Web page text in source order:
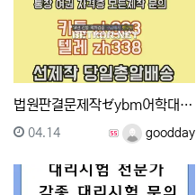
법원판결문제작ゼybm어학대리시험ω톡상담zh333-텔레z…
등록자goodday
등록일
04.14